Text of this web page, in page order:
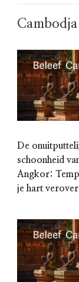
Cambodja
De
schoonheid
Angkor:
je hart